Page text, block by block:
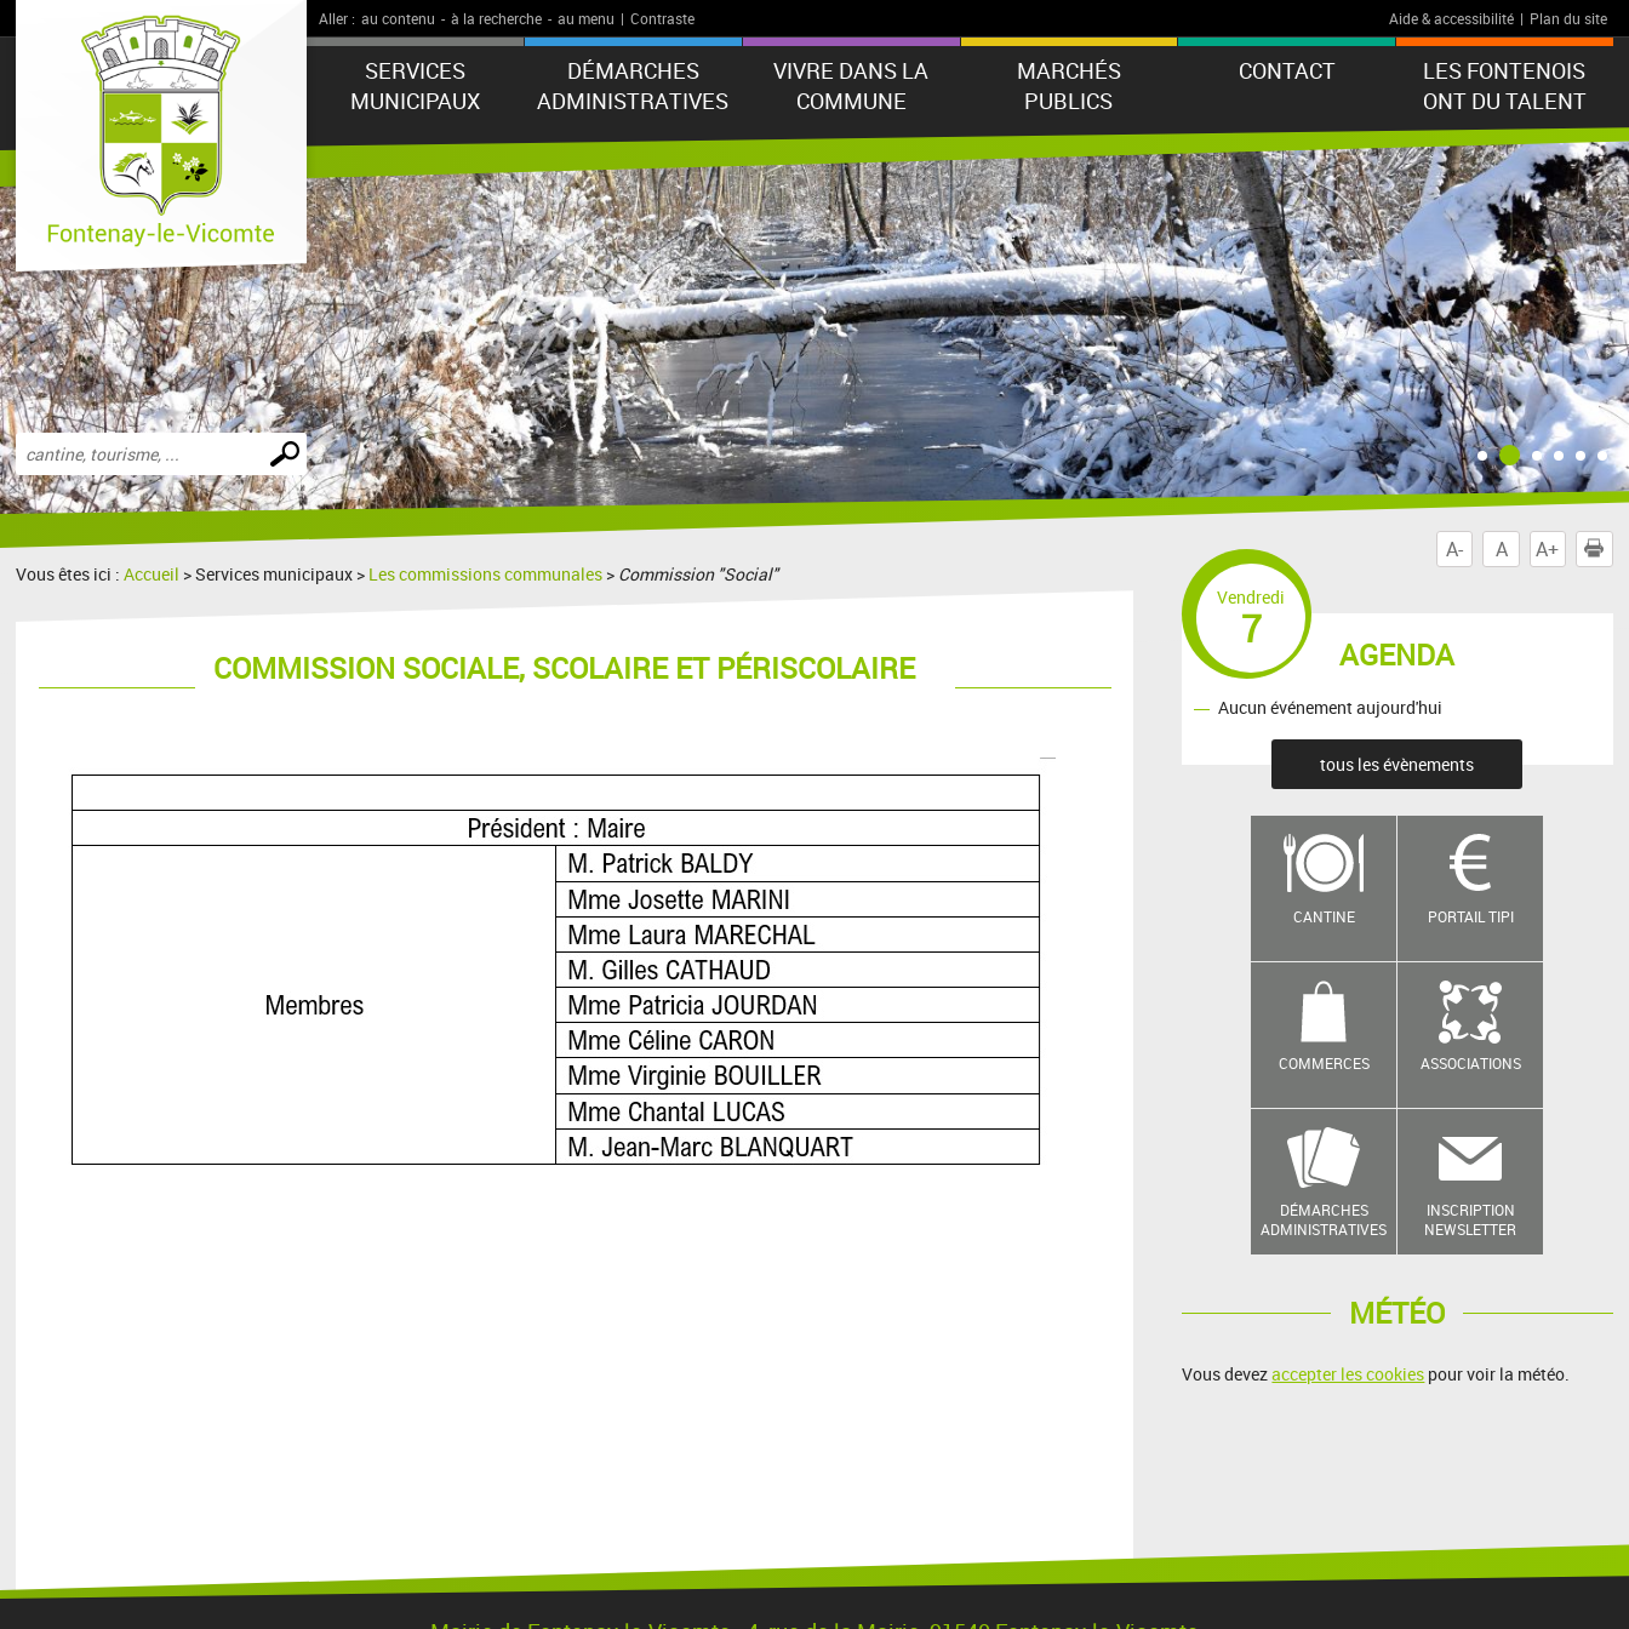
Aller : au contenu - à la recherche - au menu | Contraste Aide & accessibilité | Plan du site
SERVICES
MUNICIPAUX
DÉMARCHES
ADMINISTRATIVES
VIVRE DANS LA
COMMUNE
MARCHÉS
PUBLICS
CONTACT
LES FONTENOIS
ONT DU TALENT
Effectuer
une
recherche
A- A A+
Vous êtes ici :Accueil > Services municipaux > Les commissions communales > Commission "Social"
COMMISSION SOCIALE, SCOLAIRE ET PÉRISCOLAIRE AGENDA
Vendredi
7
Aucun événement aujourd'hui
tous les évènements
CANTINE PORTAIL TIPI
COMMERCES ASSOCIATIONS
DÉMARCHES
ADMINISTRATIVES
INSCRIPTION
NEWSLETTER
MÉTÉO
Vous devezaccepter les cookies pour voir la météo.